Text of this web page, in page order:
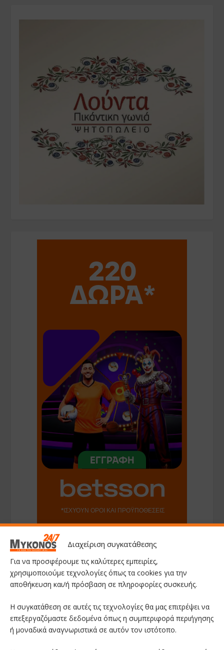
Διαχείριση συγκατάθεσης
Για να προσφέρουμε τις καλύτερες εμπειρίες,
χρησιμοποιούμε τεχνολογίες όπως τα cookies για την
αποθήκευση και/ή πρόσβαση σε πληροφορίες συσκευής.
Η συγκατάθεση σε αυτές τις τεχνολογίες θα μας επιτρέψει να
επεξεργαζόμαστε δεδομένα όπως η συμπεριφορά περιήγησης
ή μοναδικά αναγνωριστικά σε αυτόν τον ιστότοπο.
ΑΚΟΛΟΥΘΗΣΤΕ ΜΑΣ
Facebook